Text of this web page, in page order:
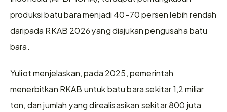
produksi batu bara menjadi 40–70 persen lebih rendah
daripada RKAB 2026 yang diajukan pengusaha batu
bara.
Yuliot menjelaskan, pada 2025, pemerintah
menerbitkan RKAB untuk batu bara sekitar 1,2 miliar
ton, dan jumlah yang direalisasikan sekitar 800 juta